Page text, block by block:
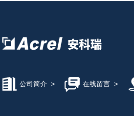
公司简介 > 在线留言>